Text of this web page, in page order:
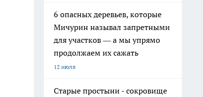
6 опасных деревьев, которые
Мичурин называл запретными
для участков — а мы упрямо
продолжаем их сажать
12 июля
Старые простыни - сокровище